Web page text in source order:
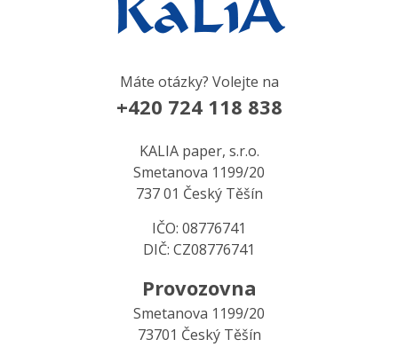
Máte otázky? Volejte na
+420 724 118 838
KALIA paper, s.r.o.
Smetanova 1199/20
737 01 Český Těšín
IČO: 08776741
DIČ: CZ08776741
Provozovna
Smetanova 1199/20
73701 Český Těšín